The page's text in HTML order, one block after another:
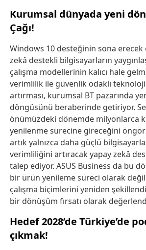
Kurumsal dünyada yeni
Çağı!
Windows 10 desteğinin sona erecek
zekâ destekli bilgisayarların
çalışma modellerinin kalıcı hale
verimlilik ile güvenlik odaklı teknoloji
artırması, kurumsal BT pazarında
döngüsünü beraberinde getiriyor.
önümüzdeki dönemde milyonlarca
yenilenme sürecine gireceğini
artık yalnızca daha güçlü
verimliliğini artıracak yapay zekâ
talep ediyor. ASUS Business da bu
bir ürün yenileme süreci olarak
çalışma biçimlerini yeniden
bir dönüşüm fırsatı olarak
Hedef 2028’de Türkiye’de
çıkmak!